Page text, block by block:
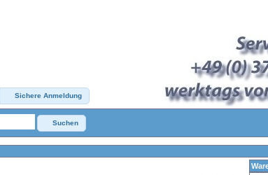
Sichere Anmeldung
Suchen